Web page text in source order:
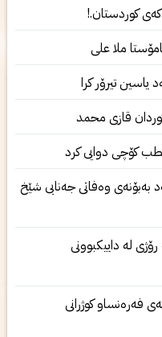
كوردستان.!
ملا علی‌
تیرۆر كرا
قازی‌ محمد
كۆچی دوایی كرد
وەفاتی جەنابی شێخ
لە داییکبوونی
کوژرانی